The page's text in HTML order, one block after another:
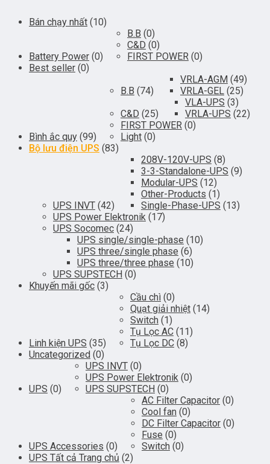
Bán chạy nhất (10)
Battery Power (0)
B.B (0)
C&D (0)
FIRST POWER (0)
Best seller (0)
Bình ắc quy (99)
B.B (74)
VRLA-AGM (49)
VRLA-GEL (25)
C&D (25)
VLA-UPS (3)
VRLA-UPS (22)
FIRST POWER (0)
Light (0)
Bộ lưu điện UPS (83)
UPS INVT (42)
208V-120V-UPS (8)
3-3-Standalone-UPS (9)
Modular-UPS (12)
Other-Products (1)
Single-Phase-UPS (13)
UPS Power Elektronik (17)
UPS Socomec (24)
UPS single/single-phase (10)
UPS three/single phase (6)
UPS three/three phase (10)
UPS SUPSTECH (0)
Khuyến mãi gốc (3)
Linh kiện UPS (35)
Cầu chì (0)
Quạt giải nhiệt (14)
Switch (1)
Tụ Lọc AC (11)
Tụ Lọc DC (8)
Uncategorized (0)
UPS (0)
UPS INVT (0)
UPS Power Elektronik (0)
UPS SUPSTECH (0)
UPS Accessories (0)
AC Filter Capacitor (0)
Cool fan (0)
DC Filter Capacitor (0)
Fuse (0)
Switch (0)
UPS Tất cả Trang chủ (2)